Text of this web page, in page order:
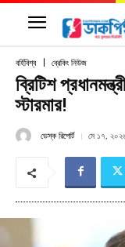
বর্হিবিশ্ব ব্রেকিং নিউজ
ব্রিটিশ
স্টারমার!
ডেস্ক রিপোর্ট মে ১৭,